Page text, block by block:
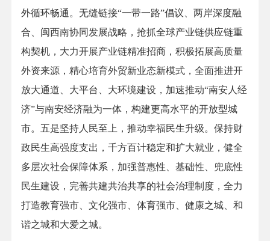
外循环畅通。无缝链接“一带一路”倡议、两岸深度融
合、闽西南协同发展战略，抢抓全球产业链供应链重
构契机，大力开展产业链精准招商，积极拓展高质量
外资来源，精心培育外贸新业态新模式，全面推进开
放大通道、大平台、大环境建设，加速推动“南安人经
济”与南安经济融为一体，构建更高水平的开放型城
市。五是坚持人民至上，推动幸福民生升级。保持财
政民生高强度支出，千方百计稳定和扩大就业，健全
多层次社会保障体系，加强普惠性、基础性、兜底性
民生建设，完善共建共治共享的社会治理制度，全力
打造教育强市、文化强市、体育强市、健康之城、和
谐之城和大爱之城。